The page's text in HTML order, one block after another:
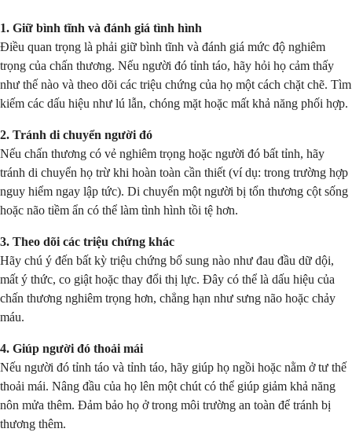
1. Giữ bình tĩnh và đánh giá tình hình
Điều quan trọng là phải giữ bình tĩnh và đánh giá mức độ nghiêm
trọng của chấn thương. Nếu người đó tỉnh táo, hãy hỏi họ cảm thấy
như thế nào và theo dõi các triệu chứng của họ một cách chặt chẽ. Tìm
kiếm các dấu hiệu như lú lẫn, chóng mặt hoặc mất khả năng phối hợp.
2. Tránh di chuyển người đó
Nếu chấn thương có vẻ nghiêm trọng hoặc người đó bất tỉnh, hãy
tránh di chuyển họ trừ khi hoàn toàn cần thiết (ví dụ: trong trường hợp
nguy hiểm ngay lập tức). Di chuyển một người bị tổn thương cột sống
hoặc não tiềm ẩn có thể làm tình hình tồi tệ hơn.
3. Theo dõi các triệu chứng khác
Hãy chú ý đến bất kỳ triệu chứng bổ sung nào như đau đầu dữ dội,
mất ý thức, co giật hoặc thay đổi thị lực. Đây có thể là dấu hiệu của
chấn thương nghiêm trọng hơn, chẳng hạn như sưng não hoặc chảy
máu.
4. Giúp người đó thoải mái
Nếu người đó tỉnh táo và tỉnh táo, hãy giúp họ ngồi hoặc nằm ở tư thế
thoải mái. Nâng đầu của họ lên một chút có thể giúp giảm khả năng
nôn mửa thêm. Đảm bảo họ ở trong môi trường an toàn để tránh bị
thương thêm.